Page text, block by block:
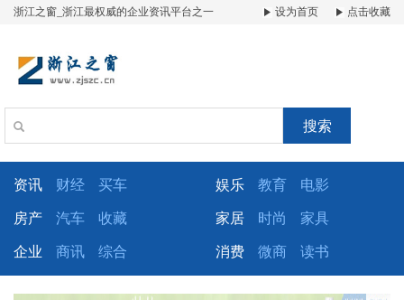
浙江之窗_浙江最权威的企业资讯平台之一 设为首页 点击收藏
搜索
资讯 财经 买车 娱乐 教育 电影
房产 汽车 收藏 家居 时尚 家具
企业 商讯 综合 消费 微商 读书